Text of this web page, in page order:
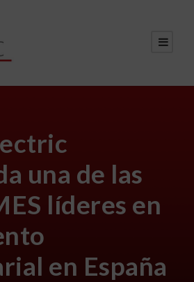
una de las
líderes en
en España